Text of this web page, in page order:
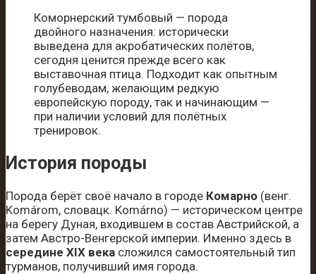
Коморнерский тумбовый — порода
двойного назначения: исторически
выведена для акробатических полётов,
сегодня ценится прежде всего как
выставочная птица. Подходит как опытным
голубеводам, желающим редкую
европейскую породу, так и начинающим —
при наличии условий для полётных
тренировок.
История породы
Порода берёт своё начало в городе Комарно (венг.
Komárom, словацк. Komárno) — историческом центре
на берегу Дуная, входившем в состав Австрийской, а
затем Австро-Венгерской империи. Именно здесь в
середине XIX века сложился самостоятельный тип
турманов, получивший имя города.